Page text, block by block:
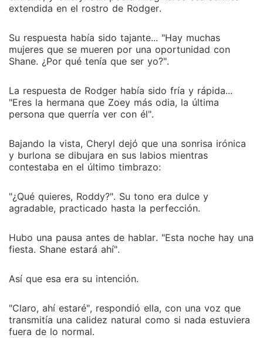
extendida en el rostro de Rodger.
Su respuesta había sido tajante... "Hay muchas
mujeres que se mueren por una oportunidad con
Shane. ¿Por qué tenía que ser yo?".
La respuesta de Rodger había sido fría y rápida...
"Eres la hermana que Zoey más odia, la última
persona que querría ver con él".
Bajando la vista, Cheryl dejó que una sonrisa irónica
y burlona se dibujara en sus labios mientras
contestaba en el último timbrazo:
"¿Qué quieres, Roddy?". Su tono era dulce y
agradable, practicado hasta la perfección.
Hubo una pausa antes de hablar. "Esta noche hay una
fiesta. Shane estará ahí".
Así que esa era su intención.
"Claro, ahí estaré", respondió ella, con una voz que
transmitía una calidez natural como si nada estuviera
fuera de lo normal.